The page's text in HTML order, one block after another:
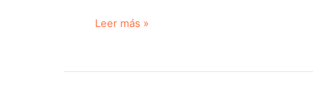
¿Cómo
dieta
Leer más »